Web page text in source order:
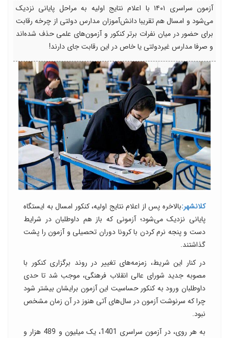
آزمون سراسری ۱۴۰۱ با اعلام نتایج اولیه به مراحل پایانی نزدیک
می‌شود و امسال هم تقریبا دانش‌آموزان مدارس دولتی از چرخه رقابت
برای حضور در میان نفرات برتر کنکور و آزمون‌های علمی حذف شده‌اند
و صرفا مدارس غیردولتی یا خاص در این رقابت جای دارند!
کلانشهر:بالاخره پس از اعلام نتایج اولیه، کنکور امسال به ایستگاه
پایانی نزدیک می‌شود؛ آزمونی که باز هم داوطلبان در شرایط
دست و پنجه نرم کردن با کرونا دوران تحصیلی و آزمون را پشت
گذاشتند.
در کنار این شریط، زمزمه‌های تغییر در روند برگزاری کنکور با
مصوبه جدید شورای عالی انقلاب فرهنگی، موجب شد تا حدی
داوطلبان ورود به کنکور حساسیت این آزمون برایشان بیشتر شود
چرا که سرنوشت آزمون در سال‌های آتی هنوز در آن زمان مشخص
نبود.
به هر روی، در آزمون سراسری 1401، یک میلیون و 489 هزار و